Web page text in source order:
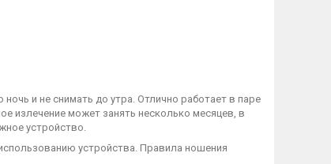
и не снимать до утра. Отлично работает в паре
излечение может занять несколько месяцев, в
устройство.
устройства. Правила ношения